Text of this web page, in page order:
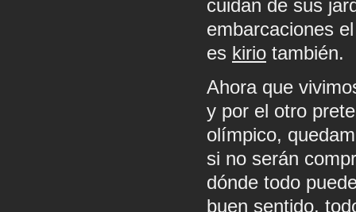
cuidan de sus
embarcaciones
es kirio también.
Ahora que
y por el otro
olímpico,
si no serán
dónde todo
buen sentido,